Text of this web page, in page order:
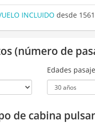
INCLUIDO desde
(número de
Edades
de cabina